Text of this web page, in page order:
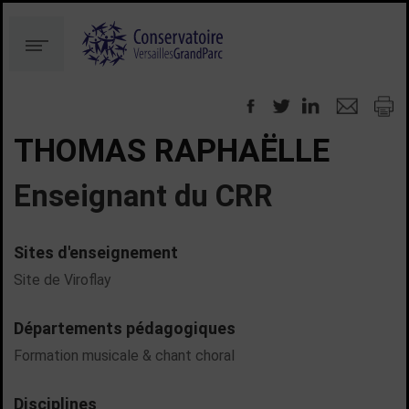
au
contenu
à
Menu
THOMAS RAPHAËLLE
Enseignant du CRR
Sites d'enseignement
Site de Viroflay
Départements pédagogiques
Formation musicale & chant choral
Disciplines